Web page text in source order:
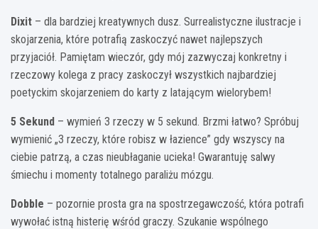
Dixit – dla bardziej kreatywnych dusz. Surrealistyczne ilustracje i
skojarzenia, które potrafią zaskoczyć nawet najlepszych
przyjaciół. Pamiętam wieczór, gdy mój zazwyczaj konkretny i
rzeczowy kolega z pracy zaskoczył wszystkich najbardziej
poetyckim skojarzeniem do karty z latającym wielorybem!
5 Sekund – wymień 3 rzeczy w 5 sekund. Brzmi łatwo? Spróbuj
wymienić „3 rzeczy, które robisz w łazience” gdy wszyscy na
ciebie patrzą, a czas nieubłaganie ucieka! Gwarantuję salwy
śmiechu i momenty totalnego paraliżu mózgu.
Dobble – pozornie prosta gra na spostrzegawczość, która potrafi
wywołać istną histerię wśród graczy. Szukanie wspólnego